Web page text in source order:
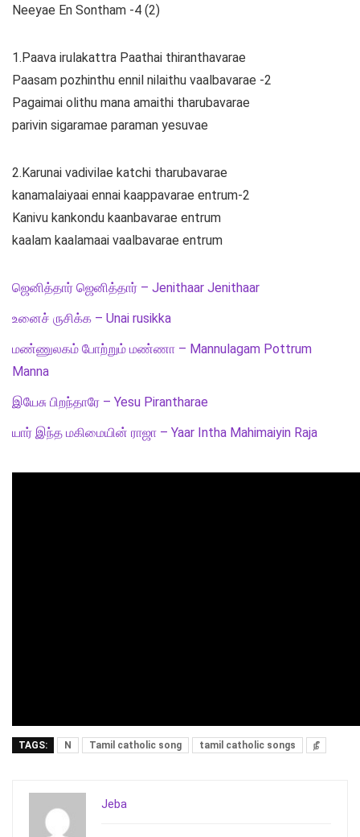
Neeyae En Sontham -4 (2)
1.Paava irulakattra Paathai thiranthavarae
Paasam pozhinthu ennil nilaithu vaalbavarae -2
Pagaimai olithu mana amaithi tharubavarae
parivin sigaramae paraman yesuvae
2.Karunai vadivilae katchi tharubavarae
kanamalaiyaai ennai kaappavarae entrum-2
Kanivu kankondu kaanbavarae entrum
kaalam kaalamaai vaalbavarae entrum
ஜெனித்தார் ஜெனித்தார் – Jenithaar Jenithaar
உனைச் ருசிக்க – Unai rusikka
மண்ணுலகம் போற்றும் மண்ணா – Mannulagam Pottrum
Manna
இயேசு பிறந்தாரே – Yesu Pirantharae
யார் இந்த மகிமையின் ராஜா – Yaar Intha Mahimaiyin Raja
TAGS: N Tamil catholic song tamil catholic songs நீ
Jeba